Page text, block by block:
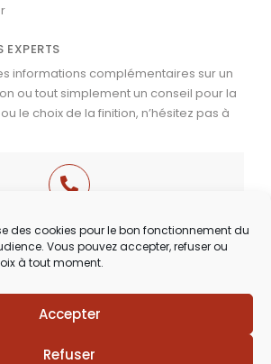
des cookies pour le bon fonctionnement du
Vous pouvez accepter, refuser ou
à tout moment.
Accepter
Refuser
informations complémentaires sur un
ou tout simplement un conseil pour la
le choix de la finition, n’hésitez pas à
29 60 49 17
Du Mardi au Samedi